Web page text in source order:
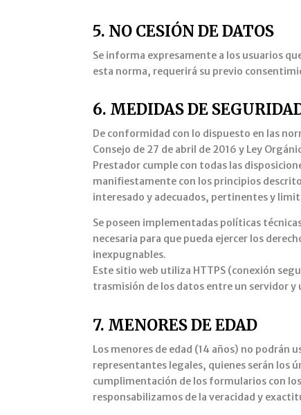
5. NO CESIÓN DE DATOS
Se informa expresamente a los usuarios
esta norma, requerirá su previo
6. MEDIDAS DE
De conformidad con lo dispuesto en las
Consejo de 27 de abril de 2016 y Ley
Prestador cumple con todas las
manifiestamente con los principios
interesado y adecuados, pertinentes y
Se poseen implementadas políticas
necesaria para que pueda ejercer los
inexpugnables.
Este sitio web utiliza HTTPS (conexión
trasmisión de los datos entre un servidor
7. MENORES DE EDAD
Los menores de edad (14 años) no podrán
representantes legales, quienes serán los
cumplimentación de los formularios con los
responsabilizamos de la veracidad y